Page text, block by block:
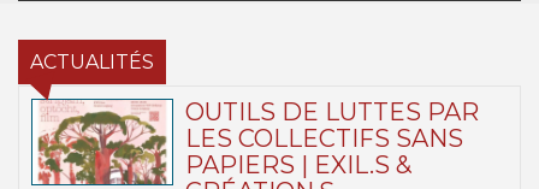
ACTUALITÉS
OUTILS DE LUTTES PAR
LES COLLECTIFS SANS
PAPIERS | EXIL.S &